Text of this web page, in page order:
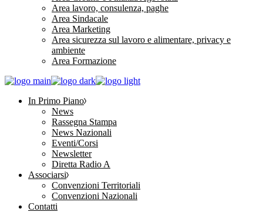
Area lavoro, consulenza, paghe
Area Sindacale
Area Marketing
Area sicurezza sul lavoro e alimentare, privacy e
ambiente
Area Formazione
In Primo Piano
News
Rassegna Stampa
News Nazionali
Eventi/Corsi
Newsletter
Diretta Radio A
Associarsi
Convenzioni Territoriali
Convenzioni Nazionali
Contatti